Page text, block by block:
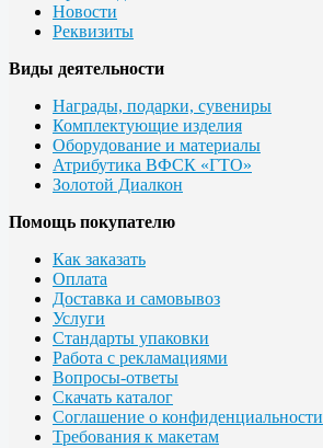
Новости
Реквизиты
Виды деятельности
Награды, подарки, сувениры
Комплектующие изделия
Оборудование и материалы
Атрибутика ВФСК «ГТО»
Золотой Диалкон
Помощь покупателю
Как заказать
Оплата
Доставка и самовывоз
Услуги
Стандарты упаковки
Работа с рекламациями
Вопросы-ответы
Скачать каталог
Соглашение о конфиденциальности
Требования к макетам